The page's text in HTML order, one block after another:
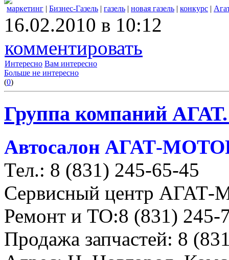
маркетинг | Бизнес-Газель | газель | новая газель | конкурс |
16.02.2010 в 10:12
комментировать
Интересно Вам интересно
Больше не интересно
(0)
Группа компаний
Автосалон АГАТ-
Тел.: 8 (831) 245-65-45
Сервисный центр
Ремонт и ТО:8 (831) 245-
Продажа запчастей: 8